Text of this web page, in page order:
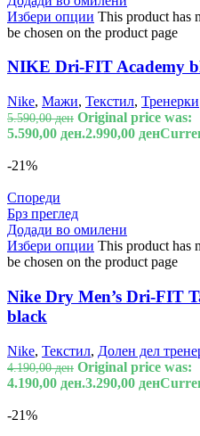
Избери опции This product has
be chosen on the product page
NIKE Dri-FIT Academy
Nike, Мажи, Текстил, Тренерки
5.590,00ден Original price was:
5.590,00 ден.2.990,00 ден
-21%
Спореди
Брз преглед
Додади во омилени
Избери опции This product has
be chosen on the product page
Nike Dry Men’s Dri-FIT
black
Nike, Текстил, Долен дел
4.190,00ден Original price was:
4.190,00 ден.3.290,00 ден
-21%